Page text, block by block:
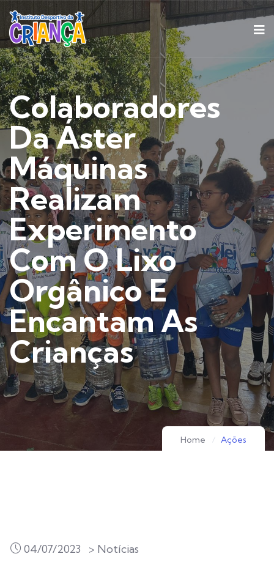
Colaboradores
Da Áster
Máquinas
Realizam
Experimento
Com O Lixo
Orgânico E
Encantam As
Crianças
Home Ações
04/07/2023 > Notícias